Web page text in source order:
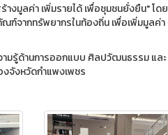
งมูลค่า เพิ่มรายได้ เพื่อชุมชนยั่งยืน" โดย
ฑ์จากทรัพยากรในท้องถิ่น เพื่อเพิ่มมูลค่า
ามรู้ด้านการออกแบบ ศิลปวัฒนธรรม และ
จังหวัดกำแพงเพชร